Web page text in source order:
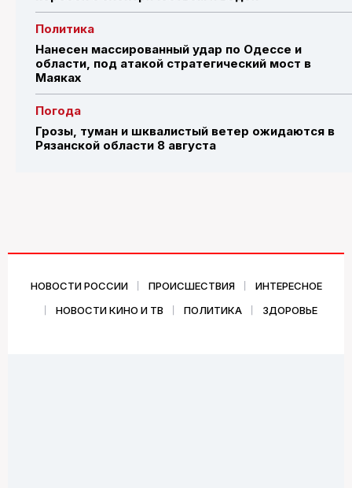
Политика
Нанесен массированный удар по Одессе и
области, под атакой стратегический мост в
Маяках
Погода
Грозы, туман и шквалистый ветер ожидаются в
Рязанской области 8 августа
НОВОСТИ РОССИИ ПРОИСШЕСТВИЯ
ИНТЕРЕСНОЕ
НОВОСТИ КИНО И ТВ
ПОЛИТИКА ЗДОРОВЬЕ